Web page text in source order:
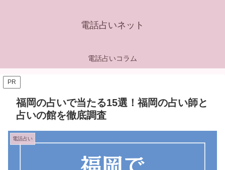
電話占いネット
電話占いコラム
PR
福岡の占いで当たる15選！福岡の占い師と
占いの館を徹底調査
電話占い